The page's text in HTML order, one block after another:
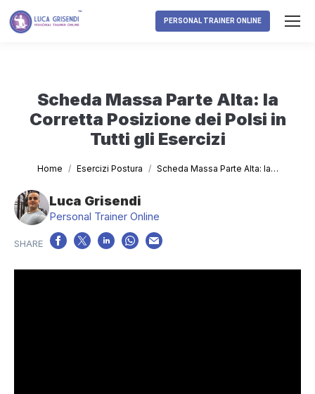
PERSONAL TRAINER ONLINE
Scheda Massa Parte Alta: la
Corretta Posizione dei Polsi in
Tutti gli Esercizi
Tu sei qui:
Home Esercizi Postura Scheda Massa Parte Alta: la…
Luca Grisendi
Personal Trainer Online